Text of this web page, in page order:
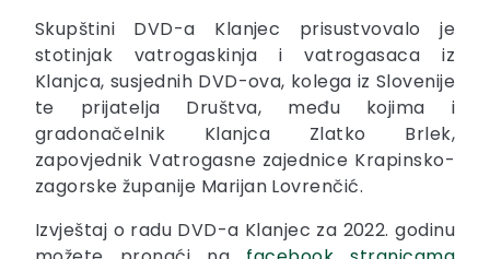
Skupštini DVD-a Klanjec prisustvovalo je
stotinjak vatrogaskinja i vatrogasaca iz
Klanjca, susjednih DVD-ova, kolega iz Slovenije
te prijatelja Društva, među kojima i
gradonačelnik Klanjca Zlatko Brlek,
zapovjednik Vatrogasne zajednice Krapinsko-
zagorske županije Marijan Lovrenčić.
Izvještaj o radu DVD-a Klanjec za 2022. godinu